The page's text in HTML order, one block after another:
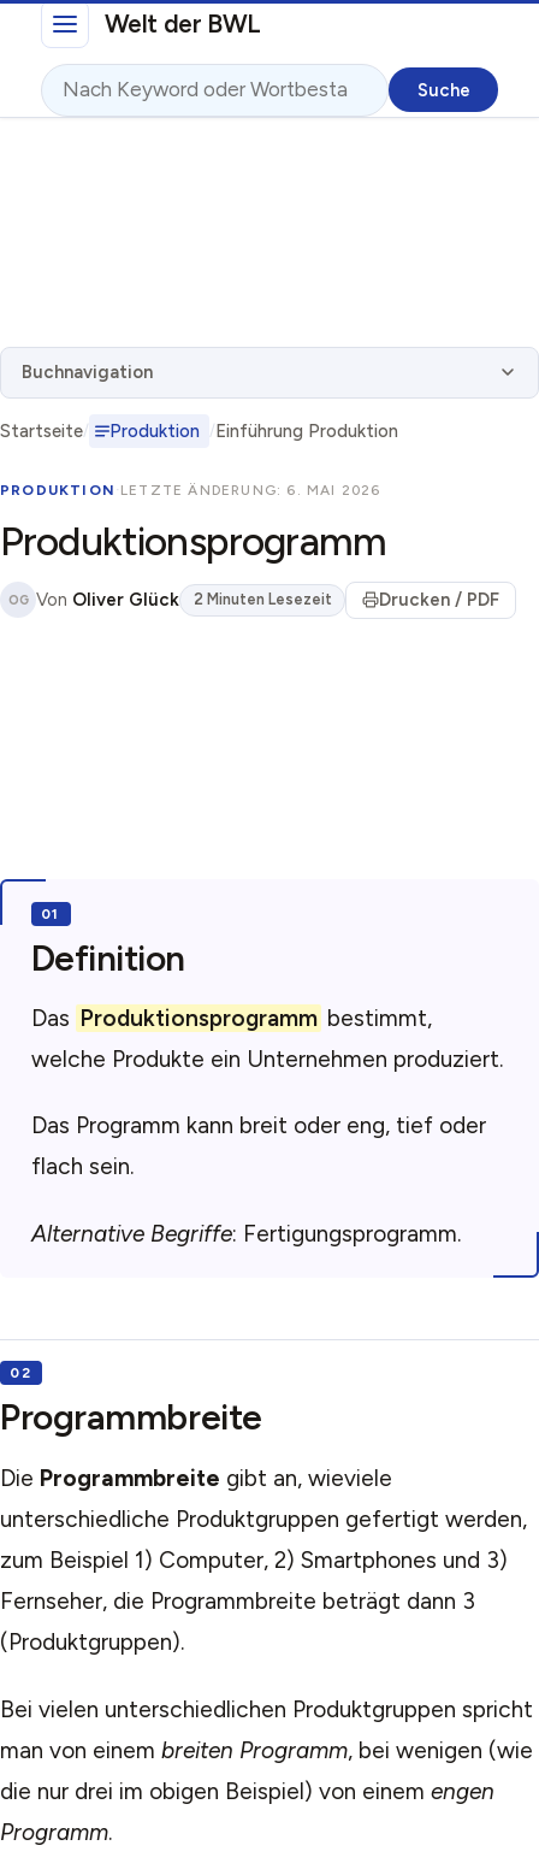
Direkt zum InhaltWelt der BWL
Suche
Buchnavigation
Startseite Produktion Einführung Produktion
PRODUKTION · LETZTE ÄNDERUNG: 6. MAI 2026
Produktionsprogramm
OG Von Oliver Glück 2 Minuten Lesezeit Drucken / PDF
Definition
Das Produktionsprogramm bestimmt,
welche Produkte ein Unternehmen produziert.
Das Programm kann breit oder eng, tief oder
flach sein.
Alternative Begriffe: Fertigungsprogramm.
Programmbreite
Die Programmbreite gibt an, wieviele
unterschiedliche Produktgruppen gefertigt werden,
zum Beispiel 1) Computer, 2) Smartphones und 3)
Fernseher, die Programmbreite beträgt dann 3
(Produktgruppen).
Bei vielen unterschiedlichen Produktgruppen spricht
man von einem breiten Programm, bei wenigen (wie
die nur drei im obigen Beispiel) von einem engen
Programm.